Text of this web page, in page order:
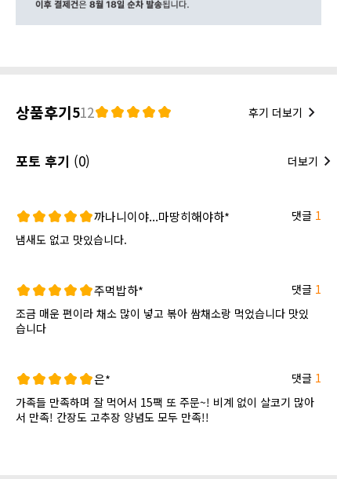
상품후기512 후기 더보기
포토 후기 (0) 더보기
까나니이야...마땅히해야하* 댓글 1
냄새도 없고 맛있습니다.
주먹밥하* 댓글 1
조금 매운 편이라 채소 많이 넣고 볶아 쌈채소랑 먹었습니다 맛있
습니다
은* 댓글 1
가족들 만족하며 잘 먹어서 15팩 또 주문~! 비계 없이 살코기 많아
서 만족! 간장도 고추장 양념도 모두 만족!!